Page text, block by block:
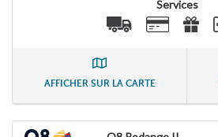
Services
AFFICHER SUR LA CARTE